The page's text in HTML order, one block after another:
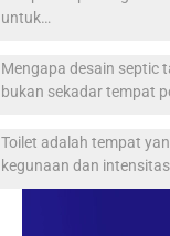
untuk…
Mengapa desain septic
bukan sekadar tempat
Toilet adalah tempat
kegunaan dan